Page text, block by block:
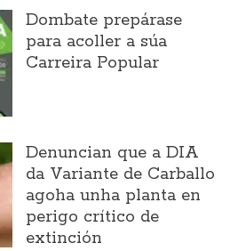
Dombate prepárase
para acoller a súa
Carreira Popular
Denuncian que a DIA
da Variante de Carballo
agoha unha planta en
perigo crítico de
extinción